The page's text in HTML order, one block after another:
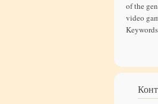
of the
video